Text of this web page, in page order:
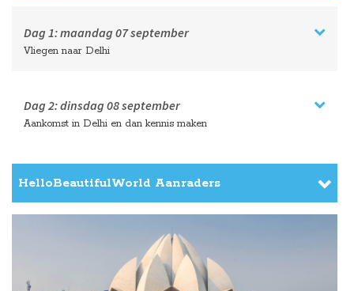
Dag 1:maandag 07 september
Vliegen naar Delhi
Dag 2:dinsdag 08 september
Aankomst in Delhi en dan kennis maken
HelloBeautifulWorld Aanraders